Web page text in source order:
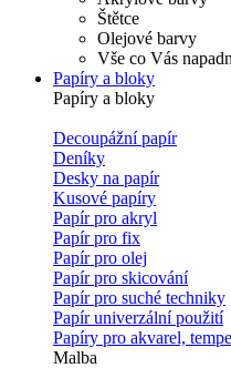
Štětce
Olejové barvy
Vše co Vás
Papíry a bloky
Papíry a bloky
Decoupážní papír
Deníky
Desky na papír
Kusové papíry
Papír pro akryl
Papír pro fix
Papír pro olej
Papír pro skicování
Papír pro suché techniky
Papír univerzální použití
Papíry pro akvarel,
Malba